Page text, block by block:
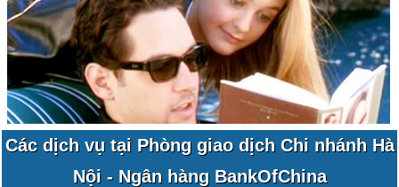
Các dịch vụ tại Phòng giao dịch Chi nhánh Hà
Nội - Ngân hàng BankOfChina